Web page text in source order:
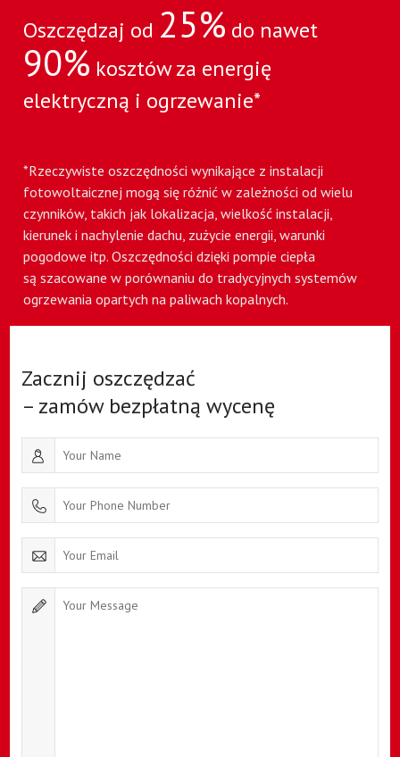
Oszczędzaj od 25% do nawet
90% kosztów za energię
elektryczną i ogrzewanie*
*Rzeczywiste oszczędności wynikające z instalacji
fotowoltaicznej mogą się różnić w zależności od wielu
czynników, takich jak lokalizacja, wielkość instalacji,
kierunek i nachylenie dachu, zużycie energii, warunki
pogodowe itp. Oszczędności dzięki pompie ciepła
są szacowane w porównaniu do tradycyjnych systemów
ogrzewania opartych na paliwach kopalnych.
Zacznij oszczędzać
– zamów bezpłatną wycenę